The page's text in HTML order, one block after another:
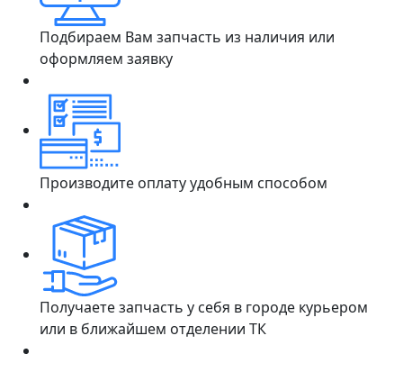
Подбираем Вам запчасть из наличия или
оформляем заявку
Производите оплату удобным способом
Получаете запчасть у себя в городе курьером
или в ближайшем отделении ТК